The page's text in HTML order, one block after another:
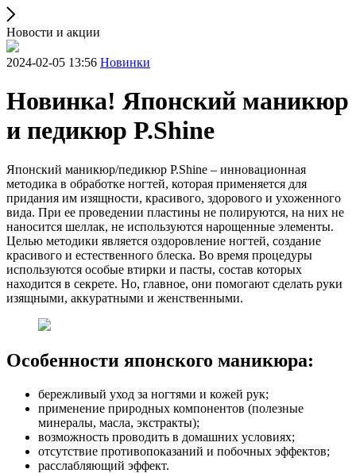
Новости и акции
2024-02-05 13:56 Новинки
Новинка! Японский маникюр
и педикюр P.Shine
Японский маникюр/педикюр P.Shine – инновационная
методика в обработке ногтей, которая применяется для
придания им изящности, красивого, здорового и ухоженного
вида. При ее проведении пластины не полируются, на них не
наносится шеллак, не используются нарощенные элементы.
Целью методики является оздоровление ногтей, создание
красивого и естественного блеска. Во время процедуры
используются особые втирки и пасты, состав которых
находится в секрете. Но, главное, они помогают сделать руки
изящными, аккуратными и женственными.
Особенности японского маникюра:
бережливый уход за ногтями и кожей рук;
применение природных компонентов (полезные
минералы, масла, экстракты);
возможность проводить в домашних условиях;
отсутствие противопоказаний и побочных эффектов;
расслабляющий эффект.